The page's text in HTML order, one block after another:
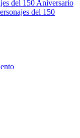
del 150 Aniversario
del 150